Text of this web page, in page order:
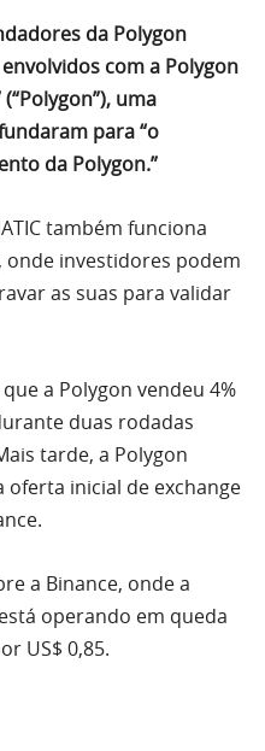
da Polygon
com a Polygon
uma
para “o
da Polygon.”
também funciona
onde investidores podem
as suas para validar
a Polygon vendeu 4%
duas rodadas
tarde, a Polygon
oferta inicial de exchange
a Binance, onde a
operando em queda
US$ 0,85.